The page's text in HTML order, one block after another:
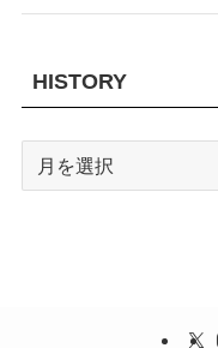
HISTORY
HISTORY